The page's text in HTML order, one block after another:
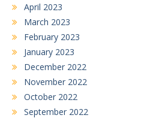
April 2023
March 2023
February 2023
January 2023
December 2022
November 2022
October 2022
September 2022